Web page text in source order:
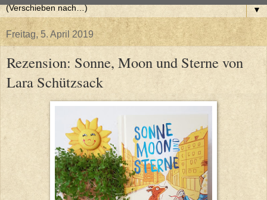
▼
Freitag, 5. April 2019
Rezension: Sonne, Moon und Sterne von
Lara Schützsack